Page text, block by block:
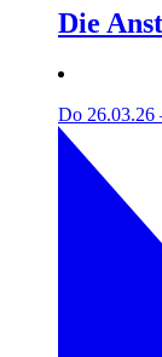
Die
Do 26.03.26